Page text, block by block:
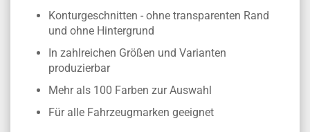
Konturgeschnitten - ohne transparenten Rand
und ohne Hintergrund
In zahlreichen Größen und Varianten
produzierbar
Mehr als 100 Farben zur Auswahl
Für alle Fahrzeugmarken geeignet